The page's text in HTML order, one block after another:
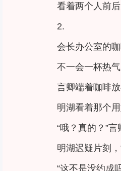
看着两个人前
2.
会长办公室的
不一会一杯热
言卿端着咖啡
明湖看着那个
“哦？真的？”言
明湖迟疑片刻
“这不是没约成